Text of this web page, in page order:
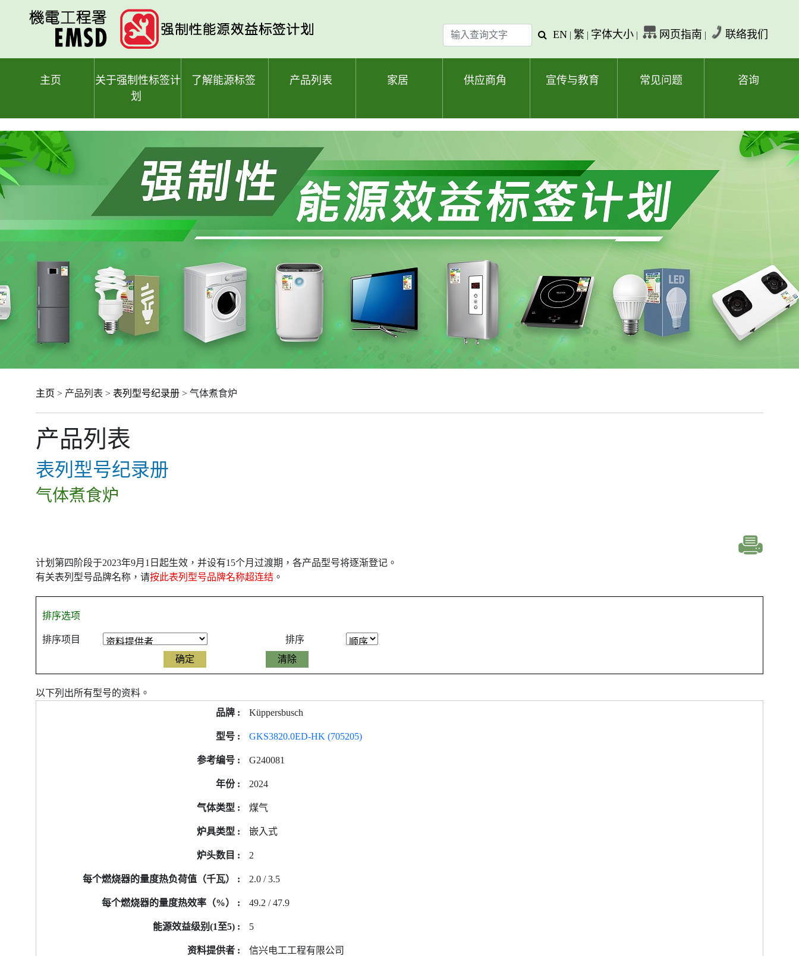
输
入
查
查
字
EN | 繁 | 字体大小 | 网页指南 | 联络我们
主页
关于强制性标签计
划
了解能源标签 产品列表 家居 供应商角 宣传与教育 常见问题 咨询
主页 > 产品列表 > 表列型号纪录册 > 气体煮食炉
产品列表
表列型号纪录册
气体煮食炉
计划第四阶段于2023年9月1日起生效，并设有15个月过渡期，各产品型号将逐渐登记。
有关表列型号品牌名称，请按此表列型号品牌名称超连结 。
排序选项
排序项目 排序
以下列出所有型号的资料。
Küppersbusch
GKS3820.0ED-HK (705205)
G240081
2024
煤气
嵌入式
2
2.0 / 3.5
49.2 / 47.9
5
信兴电工工程有限公司